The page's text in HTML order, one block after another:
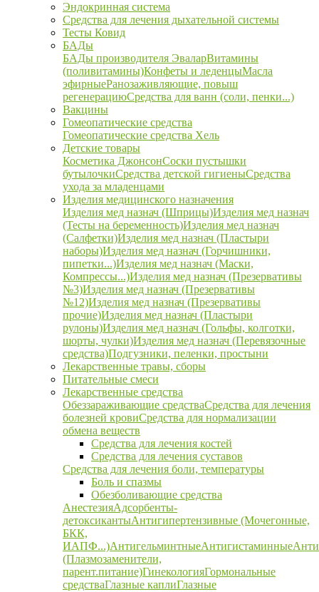
Эндокринная система
Средства для лечения дыхательной системы
Тесты Ковид
БАДы
БАДы производителя ЭваларВитамины
(поливитамины)Конфеты и леденцыМасла
эфирныеРанозаживляющие, повыш
регенерациюСредства для ванн (соли, пенки...)
Вакцины
Гомеопатические средства
Гомеопатические средства Хель
Детские товары
Косметика ДжонсонСоски пустышки
бутылочкиСредства детской гигиеныСредства
ухода за младенцами
Изделия медицинского назначения
Изделия мед назнач (Шприцы)Изделия мед назнач
(Тесты на беременность)Изделия мед назнач
(Салфетки)Изделия мед назнач (Пластыри
наборы)Изделия мед назнач (Горчишники,
пипетки...)Изделия мед назнач (Маски,
Компрессы...)Изделия мед назнач (Презервативы
№3)Изделия мед назнач (Презервативы
№12)Изделия мед назнач (Презервативы
прочие)Изделия мед назнач (Пластыри
рулоны)Изделия мед назнач (Гольфы, колготки,
шорты, чулки)Изделия мед назнач (Перевязочные
средства)Подгузники, пеленки, простыни
Лекарственные травы, сборы
Питательные смеси
Лекарственные средства
Обеззараживающие средстваСредства для лечения
болезней кровиСредства для нормализации
обмена веществ
Средства для лечения костей
Средства для лечения суставов
Средства для лечения боли, температуры
Боль и спазмы
Обезболивающие средства
АнестезияАдсорбенты-
детоксикантыАнтигипертензивные (Мочегонные,
БКК,
ИАПФ...)АнтигельминтныеАнтигистаминные
(Плазмозаменители,
парент.питание)ГинекологияГормональные
средстваГлазные каплиГлазные